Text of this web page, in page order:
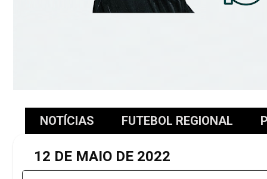
NOTÍCIAS FUTEBOL REGIONAL
12 DE MAIO DE 2022